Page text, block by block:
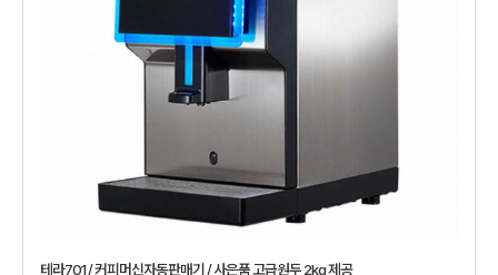
테라701 / 커피머신자동판매기 / 사은품 고급원두 2kg 제공